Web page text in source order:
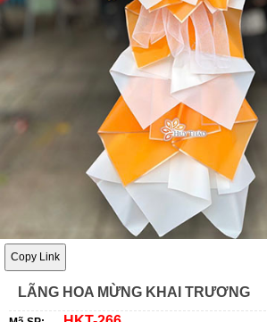
Copy Link
LÃNG HOA MỪNG KHAI TRƯƠNG